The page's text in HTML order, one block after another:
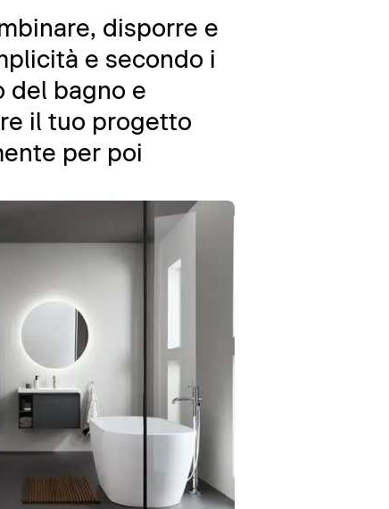
disporre e
e secondo i
del bagno e
il tuo progetto
per poi